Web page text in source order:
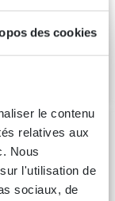
des cookies
le contenu
relatives aux
Nous
l'utilisation de
sociaux, de
MDF Gris
avec 1 porte
de